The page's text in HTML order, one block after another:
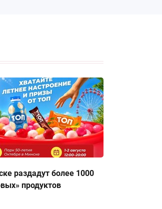
раздадут более 1000
продуктов